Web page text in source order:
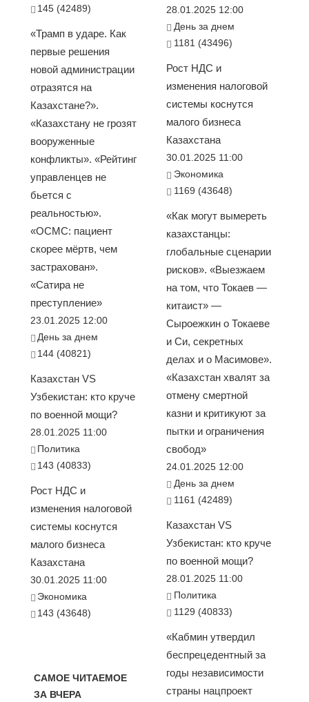
145 (42489)
«Трамп в ударе. Как
первые решения
новой администрации
отразятся на
Казахстане?».
«Казахстану не грозят
вооруженные
конфликты». «Рейтинг
управленцев не
бьется с
реальностью».
«ОСМС: пациент
скорее мёртв, чем
застрахован».
«Сатира не
преступление»
23.01.2025 12:00
День за днем
144 (40821)
Казахстан VS
Узбекистан: кто круче
по военной мощи?
28.01.2025 11:00
Политика
143 (40833)
Рост НДС и
изменения налоговой
системы коснутся
малого бизнеса
Казахстана
30.01.2025 11:00
Экономика
143 (43648)
САМОЕ ЧИТАЕМОЕ
ЗА ВЧЕРА
28.01.2025 12:00
День за днем
1181 (43496)
Рост НДС и
изменения налоговой
системы коснутся
малого бизнеса
Казахстана
30.01.2025 11:00
Экономика
1169 (43648)
«Как могут вымереть
казахстанцы:
глобальные сценарии
рисков». «Выезжаем
на том, что Токаев —
китаист» —
Сыроежкин о Токаеве
и Си, секретных
делах и о Масимове».
«Казахстан хвалят за
отмену смертной
казни и критикуют за
пытки и ограничения
свобод»
24.01.2025 12:00
День за днем
1161 (42489)
Казахстан VS
Узбекистан: кто круче
по военной мощи?
28.01.2025 11:00
Политика
1129 (40833)
«Кабмин утвердил
беспрецедентный за
годы независимости
страны нацпроект